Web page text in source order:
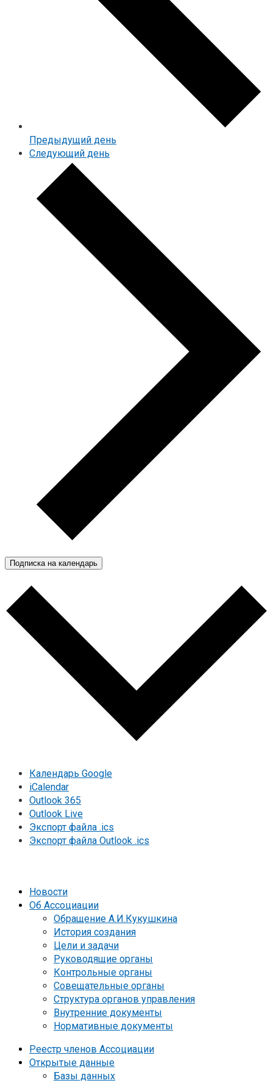
Предыдущий день
Следующий день
Подписка на календарь
Календарь Google
iCalendar
Outlook 365
Outlook Live
Экспорт файла .ics
Экспорт файла Outlook .ics
Новости
Об Ассоциации
Обращение А.И.Кукушкина
История создания
Цели и задачи
Руководящие органы
Контрольные органы
Совещательные органы
Структура органов управления
Внутренние документы
Нормативные документы
Реестр членов Ассоциации
Открытые данные
Базы данных